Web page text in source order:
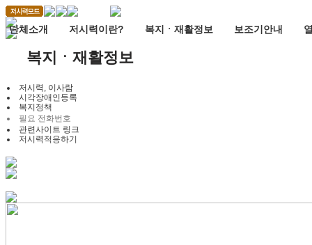
단체소개 저시력이란? 복지ㆍ재활정보 보조기안내
복지ㆍ재활정보
저시력, 이사람
시각장애인등록
복지정책
필요 전화번호
관련사이트 링크
저시력적응하기